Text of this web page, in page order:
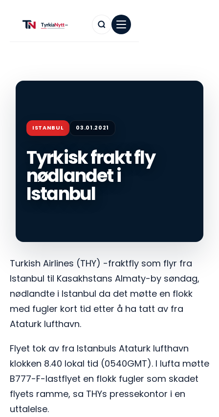
ISTANBUL 03.01.2021
Tyrkisk frakt fly
nødlandet i
Istanbul
Turkish Airlines (THY) -fraktfly som flyr fra
Istanbul til Kasakhstans Almaty-by søndag,
nødlandte i Istanbul da det møtte en flokk
med fugler kort tid etter å ha tatt av fra
Ataturk lufthavn.
Flyet tok av fra Istanbuls Ataturk lufthavn
klokken 8.40 lokal tid (0540GMT). I lufta møtte
B777-F-lastflyet en flokk fugler som skadet
flyets ramme, sa THYs pressekontor i en
uttalelse.